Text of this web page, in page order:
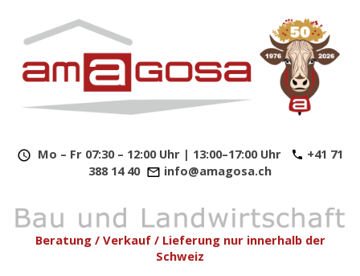
Mo – Fr 07:30 – 12:00 Uhr | 13:00–17:00 Uhr
+41 71
388 14 40
info@amagosa.ch
Beratung / Verkauf / Lieferung nur innerhalb der
Schweiz